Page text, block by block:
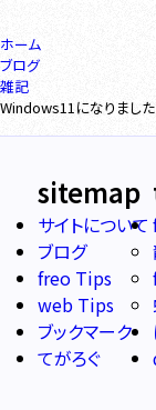
ホーム
ブログ
雑記
Windows11になりました
sitemap
サイトについて
ブログ
freo Tips
web Tips
ブックマーク
てがろぐ